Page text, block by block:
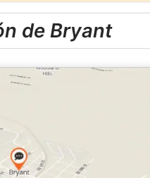
de Bryant